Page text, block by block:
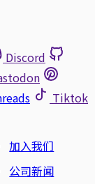
Discord
Tiktok
加入我们
公司新闻